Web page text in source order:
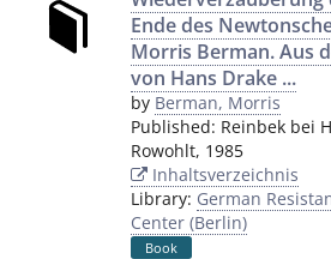
Ende des
Morris Berman. Aus
von Hans Drake ...
by Berman, Morris
Published: Reinbek bei
Rowohlt, 1985
Inhaltsverzeichnis
Library: German
Center (Berlin)
Book